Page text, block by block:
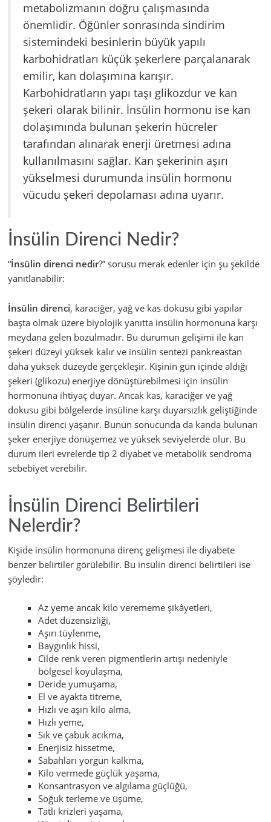
metabolizmanın doğru çalışmasında
önemlidir. Öğünler sonrasında sindirim
sistemindeki besinlerin büyük yapılı
karbohidratları küçük şekerlere parçalanarak
emilir, kan dolaşımına karışır.
Karbohidratların yapı taşı glikozdur ve kan
şekeri olarak bilinir. İnsülin hormonu ise kan
dolaşımında bulunan şekerin hücreler
tarafından alınarak enerji üretmesi adına
kullanılmasını sağlar. Kan şekerinin aşırı
yükselmesi durumunda insülin hormonu
vücudu şekeri depolaması adına uyarır.
İnsülin Direnci Nedir?
“İnsülin direnci nedir?” sorusu merak edenler için şu şekilde
yanıtlanabilir:
İnsülin direnci, karaciğer, yağ ve kas dokusu gibi yapılar
başta olmak üzere biyolojik yanıtta insülin hormonuna karşı
meydana gelen bozulmadır. Bu durumun gelişimi ile kan
şekeri düzeyi yüksek kalır ve insülin sentezi pankreastan
daha yüksek düzeyde gerçekleşir. Kişinin gün içinde aldığı
şekeri (glikozu) enerjiye dönüştürebilmesi için insülin
hormonuna ihtiyaç duyar. Ancak kas, karaciğer ve yağ
dokusu gibi bölgelerde insüline karşı duyarsızlık geliştiğinde
insülin direnci yaşanır. Bunun sonucunda da kanda bulunan
şeker enerjiye dönüşemez ve yüksek seviyelerde olur. Bu
durum ileri evrelerde tip 2 diyabet ve metabolik sendroma
sebebiyet verebilir.
İnsülin Direnci Belirtileri
Nelerdir?
Kişide insülin hormonuna direnç gelişmesi ile diyabete
benzer belirtiler görülebilir. Bu insülin direnci belirtileri ise
şöyledir:
Az yeme ancak kilo verememe şikâyetleri,
Adet düzensizliği,
Aşırı tüylenme,
Baygınlık hissi,
Cilde renk veren pigmentlerin artışı nedeniyle
bölgesel koyulaşma,
Deride yumuşama,
El ve ayakta titreme,
Hızlı ve aşırı kilo alma,
Hızlı yeme,
Sık ve çabuk acıkma,
Enerjisiz hissetme,
Sabahları yorgun kalkma,
Kilo vermede güçlük yaşama,
Konsantrasyon ve algılama güçlüğü,
Soğuk terleme ve üşüme,
Tatlı krizleri yaşama,